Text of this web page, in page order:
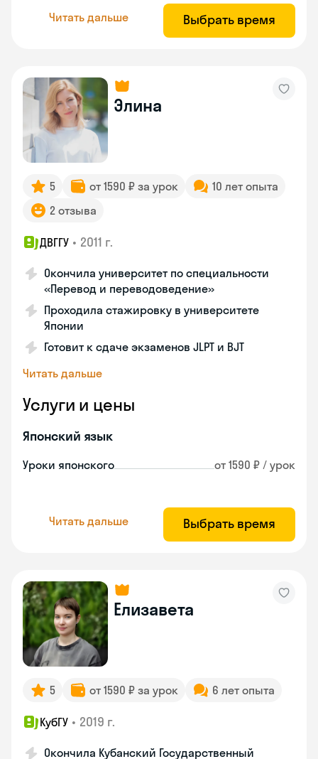
Читать дальше Выбрать время
Элина
5 от 1590 ₽ за урок
10 лет опыта
2 отзыва
ДВГГУ • 2011 г.
Окончила университет по специальности
«Перевод и переводоведение»
Проходила стажировку в университете
Японии
Готовит к сдаче экзаменов JLPT и BJT
Читать дальше
Услуги и цены
Японский язык
Уроки японского от 1590 ₽ / урок
Читать дальше Выбрать время
Елизавета
5 от 1590 ₽ за урок 6 лет опыта
КубГУ • 2019 г.
Окончила Кубанский Государственный